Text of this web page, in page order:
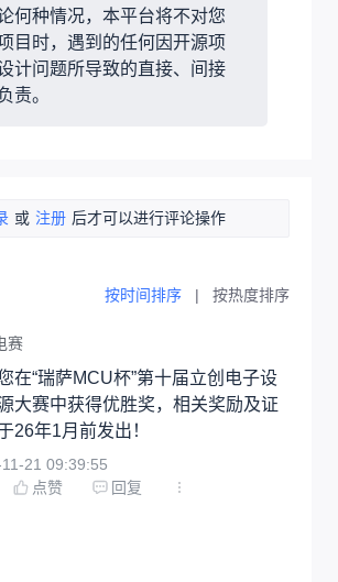
何种情况，本平台将不对您
目时，遇到的任何因开源项
计问题所导致的直接、间接
责。
或 注册 后才可以进行评论操作
按时间排序 | 按热度排序
赛
在“瑞萨MCU杯”第十届立创电子设
大赛中获得优胜奖，相关奖励及证
26年1月前发出！
21 09:39:55
点赞 回复